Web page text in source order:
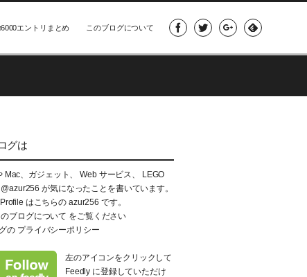
エントリまとめ このブログについて
グは
Mac、ガジェット、 Web サービス、 LEGO
@azur256 が気になったことを書いています。
はこちらの azur256 です。
ブログについて をご覧ください
の プライバシーポリシー
左のアイコンをクリックして
Feedly に登録していただけ